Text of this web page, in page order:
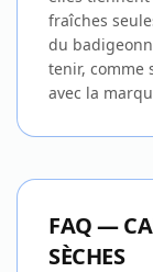
fraîches
du
tenir, comme
avec la
FAQ —
SÈCHES